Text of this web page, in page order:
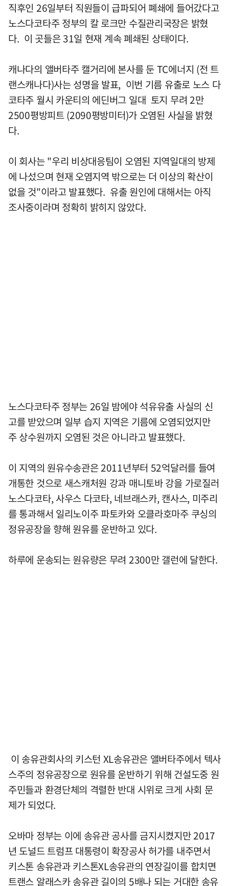
직후인 26일부터 직원들이 급파되어 폐쇄에 들어갔다고
노스다코타주 정부의 칼 로크만 수질관리국장은 밝혔
다. 이 곳들은 31일 현재 계속 폐쇄된 상태이다.
캐나다의 앨버타주 캘거리에 본사를 둔 TC에너지 (전 트
랜스캐나다)사는 성명을 발표, 이번 기름 유출로 노스 다
코타주 월시 카운티의 에딘버그 일대 토지 무려 2만
2500평방피트 (2090평방미터)가 오염된 사실을 밝혔
다.
이 회사는 "우리 비상대응팀이 오염된 지역일대의 방제
에 나섰으며 현재 오염지역 밖으로는 더 이상의 확산이
없을 것"이라고 발표했다. 유출 원인에 대해서는 아직
조사중이라며 정확히 밝히지 않았다.
노스다코타주 정부는 26일 밤에야 석유유출 사실의 신
고를 받았으며 일부 습지 지역은 기름에 오염되었지만
주 상수원까지 오염된 것은 아니라고 발표했다.
이 지역의 원유수송관은 2011년부터 52억달러를 들여
개통한 것으로 새스캐처원 강과 매니토바 강을 가로질러
노스다코타, 사우스 다코타, 네브래스카, 캔사스, 미주리
를 통과해서 일리노이주 파토카와 오클라호마주 쿠싱의
정유공장을 향해 원유를 운반하고 있다.
하루에 운송되는 원유량은 무려 2300만 갤런에 달한다.
이 송유관회사의 키스턴 XL송유관은 앨버타주에서 텍사
스주의 정유공장으로 원유를 운반하기 위해 건설도중 원
주민들과 환경단체의 격렬한 반대 시위로 크게 사회 문
제가 되었다.
오바마 정부는 이에 송유관 공사를 금지시켰지만 2017
년 도널드 트럼프 대통령이 확장공사 허가를 내주면서
키스톤 송유관과 키스톤XL송유관의 연장길이를 합치면
트랜스 알래스카 송유관 길이의 5배나 되는 거대한 송유